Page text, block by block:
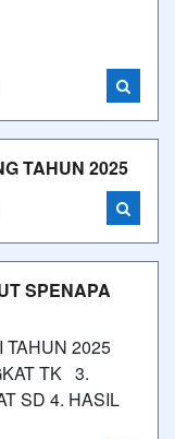
TAHUN 2025
SPENAPA
TAHUN 2025
TK 3.
SD 4. HASIL